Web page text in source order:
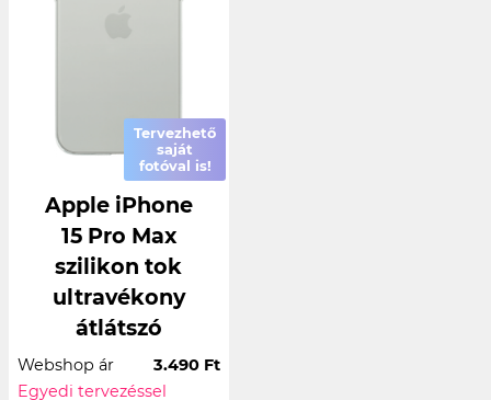
Tervezhető
saját
fotóval is!
Apple iPhone
15 Pro Max
szilikon tok
ultravékony
átlátszó
Webshop ár
3.490 Ft
Egyedi tervezéssel